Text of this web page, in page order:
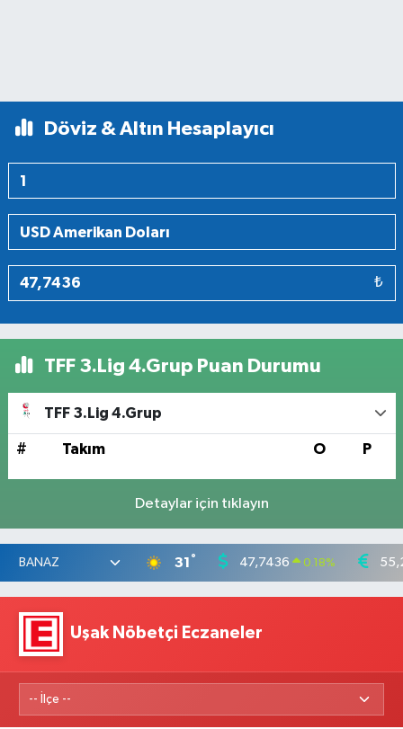
Döviz & Altın Hesaplayıcı
₺
TFF 3.Lig 4.Grup Puan Durumu
TFF 3.Lig 4.Grup
# Takım O P
Detaylar için tıklayın
31 ° 47,7436 0.18%
Uşak Nöbetçi Eczaneler